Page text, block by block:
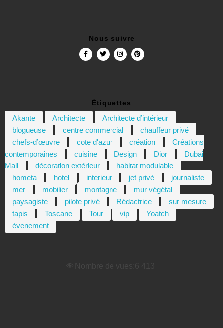
Nous suivre
Étiquettes
Akante Architecte
Architecte d’intérieur
blogueuse
centre commercial
chauffeur privé
chefs-d’œuvre
cote d'azur création
Créations
contemporaines
cuisine Design Dior
Dubai
Mall
décoration extérieur
habitat modulable
hometa
hotel interieur jet privé
journaliste
mer
mobilier montagne
mur végétal
paysagiste
pilote privé Rédactrice
sur mesure
tapis
Toscane Tour vip
Yoatch
évenement